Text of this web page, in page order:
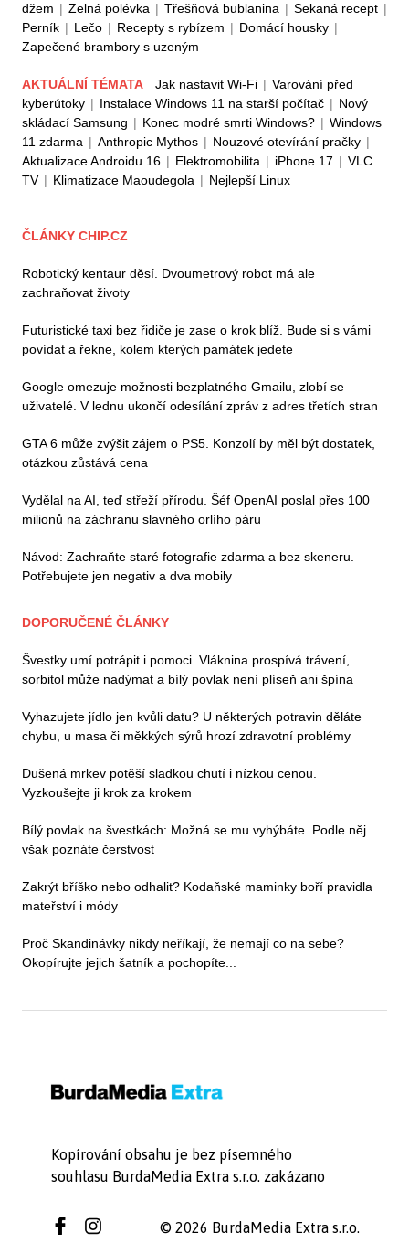
džem | Zelná polévka | Třešňová bublanina | Sekaná recept |
Perník | Lečo | Recepty s rybízem | Domácí housky |
Zapečené brambory s uzeným
AKTUÁLNÍ TÉMATA Jak nastavit Wi-Fi | Varování před
kyberútoky | Instalace Windows 11 na starší počítač | Nový
skládací Samsung | Konec modré smrti Windows? | Windows
11 zdarma | Anthropic Mythos | Nouzové otevírání pračky |
Aktualizace Androidu 16 | Elektromobilita | iPhone 17 | VLC
TV | Klimatizace Maoudegola | Nejlepší Linux
ČLÁNKY CHIP.CZ
Robotický kentaur děsí. Dvoumetrový robot má ale
zachraňovat životy
Futuristické taxi bez řidiče je zase o krok blíž. Bude si s vámi
povídat a řekne, kolem kterých památek jedete
Google omezuje možnosti bezplatného Gmailu, zlobí se
uživatelé. V lednu ukončí odesílání zpráv z adres třetích stran
GTA 6 může zvýšit zájem o PS5. Konzolí by měl být dostatek,
otázkou zůstává cena
Vydělal na AI, teď střeží přírodu. Šéf OpenAI poslal přes 100
milionů na záchranu slavného orlího páru
Návod: Zachraňte staré fotografie zdarma a bez skeneru.
Potřebujete jen negativ a dva mobily
DOPORUČENÉ ČLÁNKY
Švestky umí potrápit i pomoci. Vláknina prospívá trávení,
sorbitol může nadýmat a bílý povlak není plíseň ani špína
Vyhazujete jídlo jen kvůli datu? U některých potravin děláte
chybu, u masa či měkkých sýrů hrozí zdravotní problémy
Dušená mrkev potěší sladkou chutí i nízkou cenou.
Vyzkoušejte ji krok za krokem
Bílý povlak na švestkách: Možná se mu vyhýbáte. Podle něj
však poznáte čerstvost
Zakrýt bříško nebo odhalit? Kodaňské maminky boří pravidla
mateřství i módy
Proč Skandinávky nikdy neříkají, že nemají co na sebe?
Okopírujte jejich šatník a pochopíte...
Kopírování obsahu je bez písemného
souhlasu BurdaMedia Extra s.r.o. zakázano
© 2026 BurdaMedia Extra s.r.o.